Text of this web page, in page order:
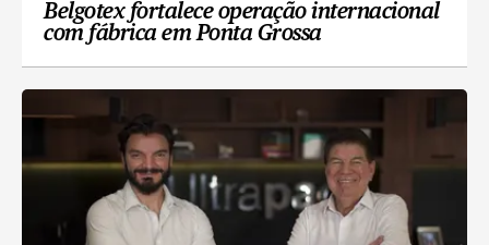
Belgotex fortalece operação internacional
com fábrica em Ponta Grossa